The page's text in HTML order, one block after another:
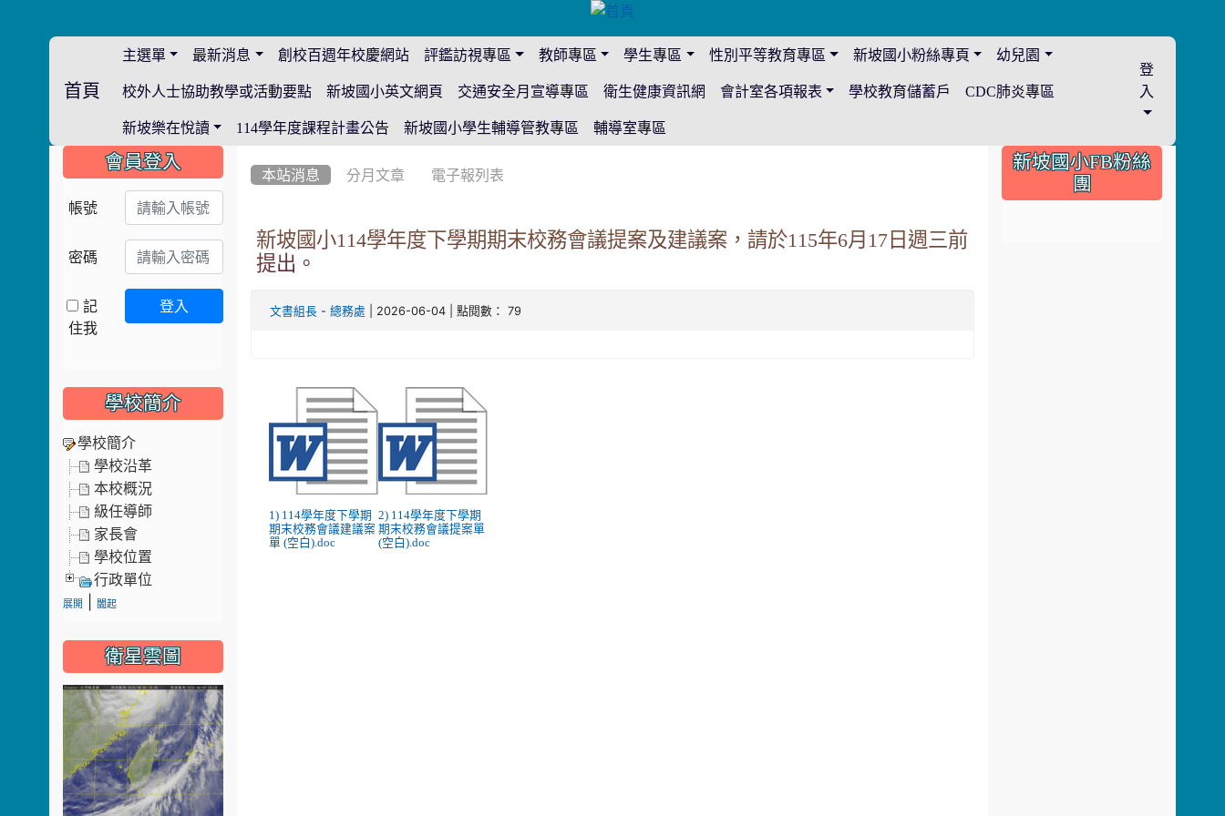
首頁
主選單 最新消息 創校百週年校慶網站 評鑑訪視專區 教師專區 學生專區 性別平等教育專區 新坡國小粉絲專頁 幼兒園
校外人士協助教學或活動要點 新坡國小英文網頁 交通安全月宣導專區 衛生健康資訊網 會計室各項報表 學校教育儲蓄戶 CDC肺炎專區
新坡樂在悅讀 114學年度課程計畫公告 新坡國小學生輔導管教專區 輔導室專區
登
入
本站消息 分月文章 電子報列表
新坡國小114學年度下學期期末校務會議提案及建議案，請於115年6月17日週三前
提出。
文書組長- 總務處 | 2026-06-04 | 點閱數： 79
1) 114學年度下學期
期末校務會議建議案
單 (空白).doc
2) 114學年度下學期
期末校務會議提案單
(空白).doc
::: 會員登入
帳號
密碼
記
住我
登入
學校簡介
學校簡介
學校沿革
本校概況
級任導師
家長會
學校位置
行政單位
展開 闔起
衛星雲圖
:::
新坡國小FB粉絲
團